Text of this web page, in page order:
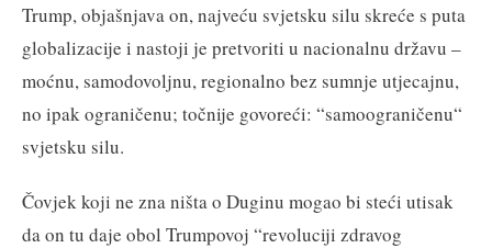
Trump, objašnjava on, najveću svjetsku silu skreće s puta
globalizacije i nastoji je pretvoriti u nacionalnu državu –
moćnu, samodovoljnu, regionalno bez sumnje utjecajnu,
no ipak ograničenu; točnije govoreći: “samoograničenu“
svjetsku silu.
Čovjek koji ne zna ništa o Duginu mogao bi steći utisak
da on tu daje obol Trumpovoj “revoluciji zdravog